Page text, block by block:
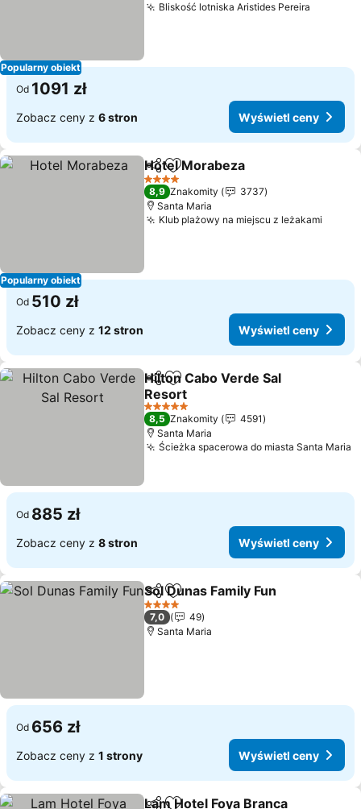
Popularny obiekt
Bliskość lotniska Aristides Pereira
Od 1091 zł
Zobacz ceny z 6 stron Wyświetl ceny
Popularny obiekt
Udostępnij
Dodaj do ulubionych
Hotel Morabeza
4 Kategoria
8,9 Znakomity
3737
Santa Maria
Klub plażowy na miejscu z leżakami
Od 510 zł
Zobacz ceny z 12 stron Wyświetl ceny
Udostępnij
Dodaj do ulubionych
Hilton Cabo Verde Sal
Resort
5 Kategoria
8,5 Znakomity
4591
Santa Maria
Ścieżka spacerowa do miasta Santa Maria
Od 885 zł
Zobacz ceny z 8 stron Wyświetl ceny
Udostępnij
Dodaj do ulubionych
Sol Dunas Family Fun
4 Kategoria
7,0
49
Santa Maria
Od 656 zł
Zobacz ceny z 1 strony Wyświetl ceny
Lam Hotel Foya Branca